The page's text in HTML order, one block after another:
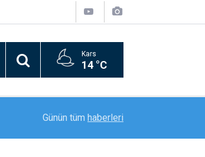
Kars
14 °C
Bitlis’in kurtuluşunun 110. yılı coşkusu kortej
Günün tüm haberleri